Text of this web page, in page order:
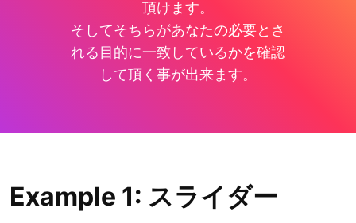
頂けます。
そしてそちらがあなたの必要とさ
れる目的に一致しているかを確認
して頂く事が出来ます。
Example 1: スライダー